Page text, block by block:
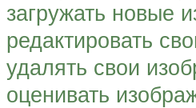
загружать новые
редактировать
удалять свои
оценивать